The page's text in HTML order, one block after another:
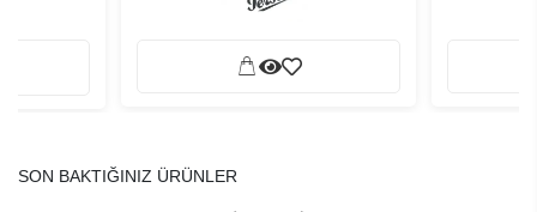
SON BAKTIĞINIZ ÜRÜNLER